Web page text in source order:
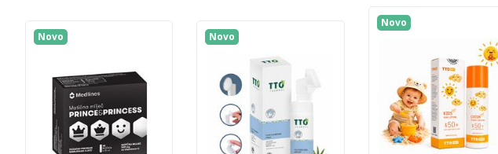
Novo Novo
Novo